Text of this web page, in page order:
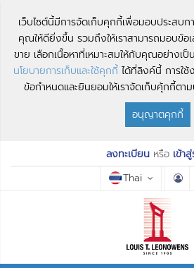
เว็บไซต์นี้มีการจัดเก็บคุกกี้เพื่อมอบประสบก
คุณให้ดียิ่งขึ้น รวมถึงให้เราสามารถมอบข้อ
ขาย เลือกเนื้อหาที่เหมาะสมให้กับคุณอย่างเ
นโยบายการเก็บและใช้คุกกี้ ได้ที่ลิงค์นี้ การใช้
ข้อกำหนดและยินยอมให้เราจัดเก็บคุ้กกี้ตา
อนุญาตคุกกี้
ลงทะเบียนหรือ เข้า
Thai